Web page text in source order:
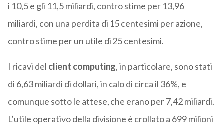
i 10,5 e gli 11,5 miliardi, contro stime per 13,96
miliardi, con una perdita di 15 centesimi per azione,
contro stime per un utile di 25 centesimi.
I ricavi del client computing, in particolare, sono stati
di 6,63 miliardi di dollari, in calo di circa il 36%, e
comunque sotto le attese, che erano per 7,42 miliardi.
L’utile operativo della divisione è crollato a 699 milioni